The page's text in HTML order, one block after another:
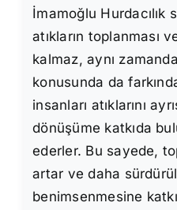
İmamoğlu Hurdacılık
atıkların toplanması
kalmaz, aynı
konusunda da
insanları atıklarını
dönüşüme katkıda
ederler. Bu sayede,
artar ve daha
benimsenmesine